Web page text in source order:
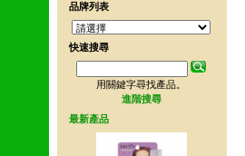
品牌列表
快速搜尋
用關鍵字尋找產品。
進階搜尋
最新產品